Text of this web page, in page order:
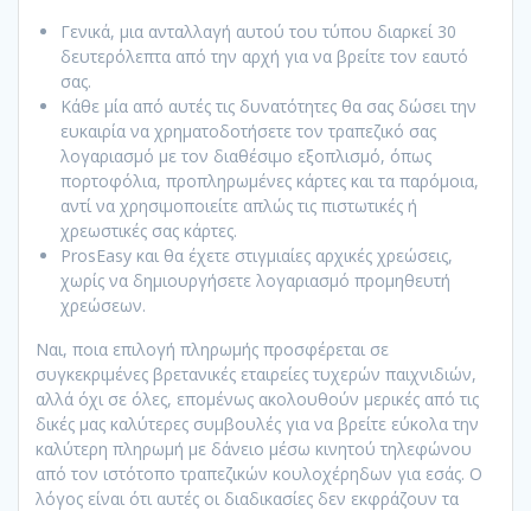
Γενικά, μια ανταλλαγή αυτού του τύπου διαρκεί 30
δευτερόλεπτα από την αρχή για να βρείτε τον εαυτό
σας.
Κάθε μία από αυτές τις δυνατότητες θα σας δώσει την
ευκαιρία να χρηματοδοτήσετε τον τραπεζικό σας
λογαριασμό με τον διαθέσιμο εξοπλισμό, όπως
πορτοφόλια, προπληρωμένες κάρτες και τα παρόμοια,
αντί να χρησιμοποιείτε απλώς τις πιστωτικές ή
χρεωστικές σας κάρτες.
ProsEasy και θα έχετε στιγμιαίες αρχικές χρεώσεις,
χωρίς να δημιουργήσετε λογαριασμό προμηθευτή
χρεώσεων.
Ναι, ποια επιλογή πληρωμής προσφέρεται σε
συγκεκριμένες βρετανικές εταιρείες τυχερών παιχνιδιών,
αλλά όχι σε όλες, επομένως ακολουθούν μερικές από τις
δικές μας καλύτερες συμβουλές για να βρείτε εύκολα την
καλύτερη πληρωμή με δάνειο μέσω κινητού τηλεφώνου
από τον ιστότοπο τραπεζικών κουλοχέρηδων για εσάς. Ο
λόγος είναι ότι αυτές οι διαδικασίες δεν εκφράζουν τα